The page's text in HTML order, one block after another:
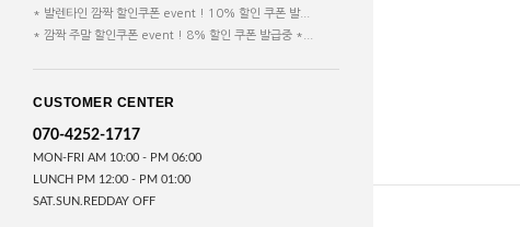
* 발렌타인 깜짝 할인쿠폰 event ! 10% 할인 쿠폰 발...
* 깜짝 주말 할인쿠폰 event ! 8% 할인 쿠폰 발급중 *...
CUSTOMER CENTER
070-4252-1717
MON-FRI AM 10:00 - PM 06:00
LUNCH PM 12:00 - PM 01:00
SAT.SUN.REDDAY OFF